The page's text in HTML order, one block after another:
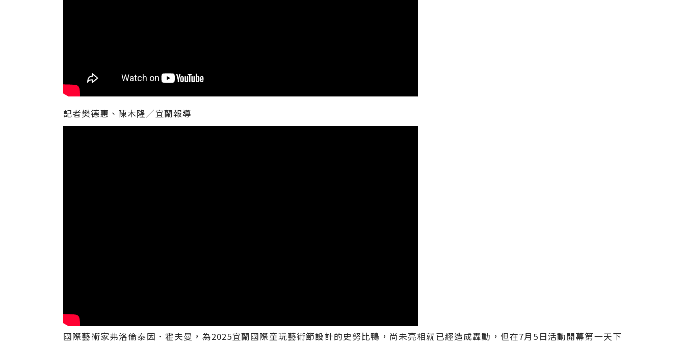
記者樊德惠、陳木隆∕宜蘭報導
國際藝術家弗洛倫泰因．霍夫曼，為2025宜蘭國際童玩藝術節設計的史努比鴨，尚未亮相就已經造成轟動，但在7月5日活動開幕第一天下